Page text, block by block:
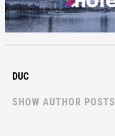
DUC
SHOW AUTHOR POSTS